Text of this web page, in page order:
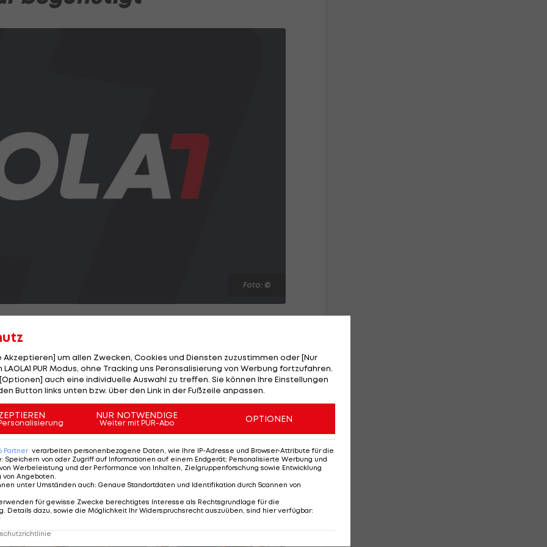
Foto: ©
über 100 m Hürden, dass auch der Faktor Glück
war sicher im Halbfinale von der Laufeinteilung
ich nicht die achtschnellste Zeit hatte, sondern
die 24-Jährige, die sich als Zweite des langsamsten
kam die Niederösterreicherin dann auf 13,07
Akzeptieren] um allen Zwecken, Cookies und Diensten zuzustimmen oder [Nur
PUR Modus, ohne Tracking uns Peronsalisierung von Werbung fortzufahren.
auch eine individuelle Auswahl zu treffen. Sie können Ihre Einstellungen
Button links unten bzw. über den Link in der Fußzeile anpassen.
NUR NOTWENDIGE
Weiter mit PUR-Abo OPTIONEN
Partner verarbeiten personenbezogene Daten, wie Ihre IP-Adresse und Browser-Attribute für die
: Speichern von oder Zugriff auf Informationen auf einem Endgerät; Personalisierte Werbung und
Werbeleistung und der Performance von Inhalten, Zielgruppenforschung sowie Entwicklung
von Angeboten
unter Umständen auch: Genaue Standortdaten und Identifikation durch Scannen von
für gewisse Zwecke berechtigtes Interesse als Rechtsgrundlage für die
Details dazu, sowie die Möglichkeit Ihr Widerspruchsrecht auszuüben, sind hier verfügbar: